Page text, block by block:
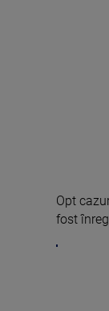
Opt
fost